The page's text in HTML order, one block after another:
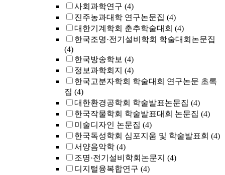
사회과학연구 (4)
진주농과대학 연구논문집 (4)
대한기계학회 춘추학술대회 (4)
한국조명·전기설비학회 학술대회논문집
(4)
한국방송학보 (4)
정보과학회지 (4)
한국고분자학회 학술대회 연구논문 초록
집 (4)
대한환경공학회 학술발표논문집 (4)
한국작물학회 학술발표대회 논문집 (4)
미술디자인 논문집 (4)
한국독성학회 심포지움 및 학술발표회 (4)
서양음악학 (4)
조명·전기설비학회논문지 (4)
디지털융복합연구 (4)